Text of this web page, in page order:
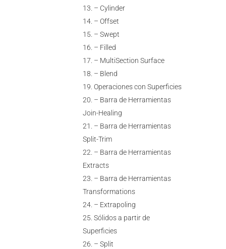
– Cylinder
– Offset
– Swept
– Filled
– MultiSection Surface
– Blend
Operaciones con Superficies
– Barra de Herramientas
Join-Healing
– Barra de Herramientas
Split-Trim
– Barra de Herramientas
Extracts
– Barra de Herramientas
Transformations
– Extrapoling
Sólidos a partir de
Superficies
– Split